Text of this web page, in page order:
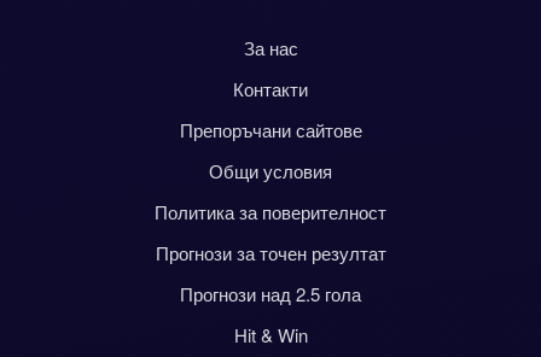
За нас
Контакти
Препоръчани сайтове
Общи условия
Политика за поверителност
Прогнози за точен резултат
Прогнози над 2.5 гола
Hit & Win